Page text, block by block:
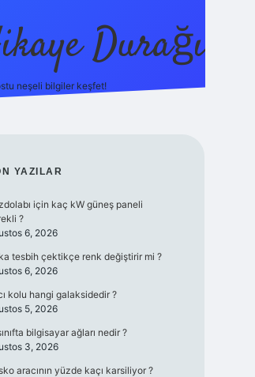
Durağı
neşeli bilgiler keşfet!
YAZILAR
için kaç kW güneş paneli
?
6, 2026
tesbih çektikçe renk değiştirir mi ?
6, 2026
kolu hangi galaksidedir ?
5, 2026
bilgisayar ağları nedir ?
3, 2026
aracının yüzde kaçı karsiliyor ?